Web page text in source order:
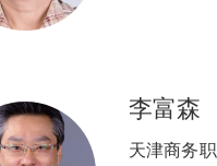
李富森
天津商务